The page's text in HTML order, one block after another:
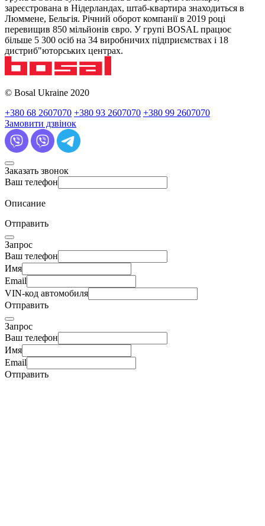
зареєстрована в Нідерландах, штаб-квартира знаходиться в
Люммене, Бельгія. Річний оборот компанії в 2019 році
перевищив 850 мільйонів євро. У групі BOSAL працює
більше 5 300 осіб на 34 виробничих підприємствах і 18
дистриб"юторських центрах.
© Bosal Ukraine 2020
+380 68 2607070 +380 93 2607070 +380 99 2607070
Замовити дзвінок
Заказать звонок
Ваш телефон
Описание
Отправить
Запрос
Ваш телефон
Имя
Email
VIN-код автомобиля
Отправить
Запрос
Ваш телефон
Имя
Email
Отправить